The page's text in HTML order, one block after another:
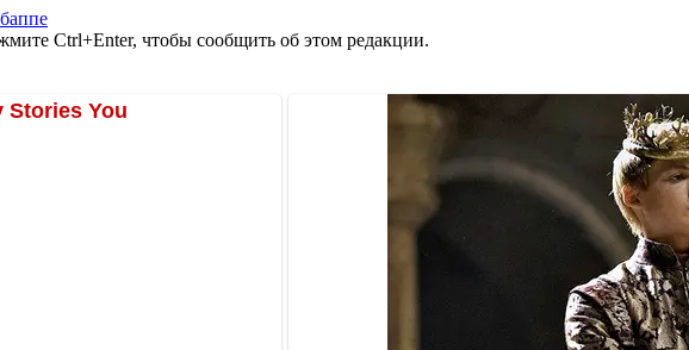
Ctrl+Enter, чтобы сообщить об этом редакции.